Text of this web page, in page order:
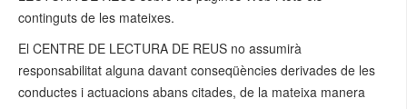
continguts de les mateixes.
El CENTRE DE LECTURA DE REUS no assumirà
responsabilitat alguna davant conseqüències derivades de les
conductes i actuacions abans citades, de la mateixa manera